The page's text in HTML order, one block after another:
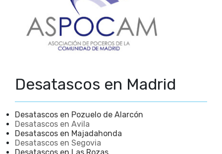
Desatascos en Madrid
Desatascos en Pozuelo de Alarcón
Desatascos en Avila
Desatascos en Majadahonda
Desatascos en Segovia